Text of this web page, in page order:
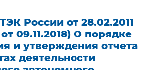
России от 28.02.2011
09.11.2018) О порядке
и утверждения отчета
деятельности